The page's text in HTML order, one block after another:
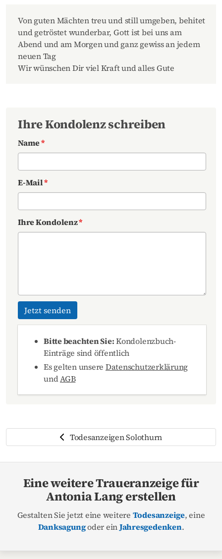
Von guten Mächten treu und still umgeben, behitet
und getröstet wunderbar, Gott ist bei uns am
Abend und am Morgen und ganz gewiss an jedem
neuen Tag
Wir wünschen Dir viel Kraft und alles Gute
Ihre Kondolenz schreiben
Name*
E-Mail*
Ihre Kondolenz*
Jetzt senden
Bitte beachten Sie:Kondolenzbuch-
Einträge sind öffentlich
Es gelten unsere Datenschutzerklärung
undAGB
Todesanzeigen Solothurn
Eine weitere Traueranzeige für
Antonia Lang erstellen
Gestalten Sie jetzt eine weitere Todesanzeige, eine
Danksagungoder einJahresgedenken.